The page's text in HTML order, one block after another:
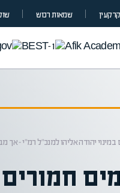
שמאות רכוש
יהודה אליהו למנכ"ל רמ"י – אך
חמורים